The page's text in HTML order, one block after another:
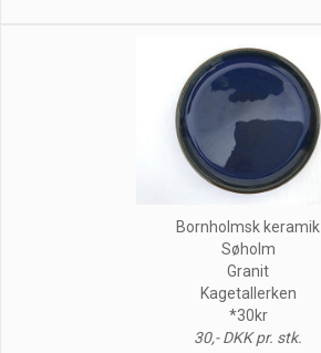
Bornholmsk keramik
Søholm
Granit
Kagetallerken
*30kr
30,- DKK pr. stk.